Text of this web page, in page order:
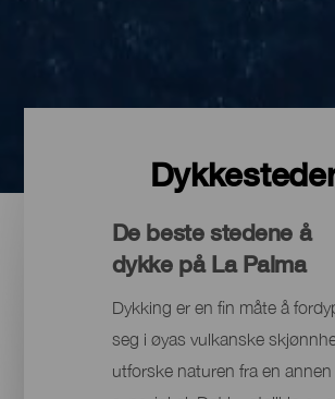
De beste stedene å
dykke på La Palma
Dykking er en fin måte å
seg i øyas vulkanske
utforske naturen fra en annen